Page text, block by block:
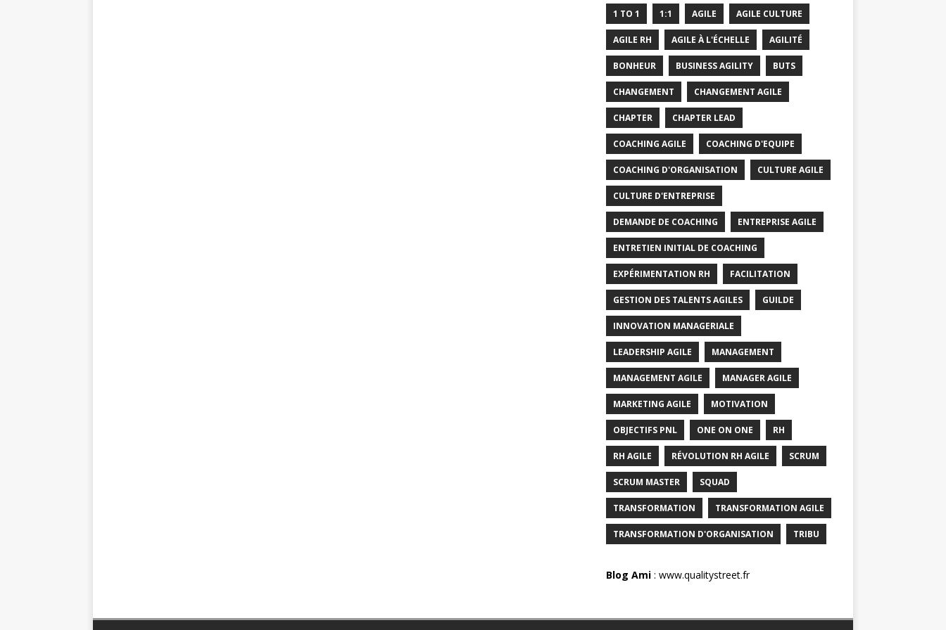
1 TO 1 1:1 AGILE AGILE CULTURE
AGILE RH AGILE À L'ÉCHELLE AGILITÉ
BONHEUR BUSINESS AGILITY BUTS
CHANGEMENT CHANGEMENT AGILE
CHAPTER CHAPTER LEAD
COACHING AGILE COACHING D'EQUIPE
COACHING D'ORGANISATION CULTURE AGILE
CULTURE D'ENTREPRISE
DEMANDE DE COACHING ENTREPRISE AGILE
ENTRETIEN INITIAL DE COACHING
EXPÉRIMENTATION RH FACILITATION
GESTION DES TALENTS AGILES GUILDE
INNOVATION MANAGERIALE
LEADERSHIP AGILE MANAGEMENT
MANAGEMENT AGILE MANAGER AGILE
MARKETING AGILE MOTIVATION
OBJECTIFS PNL ONE ON ONE RH
RH AGILE RÉVOLUTION RH AGILE SCRUM
SCRUM MASTER SQUAD
TRANSFORMATION TRANSFORMATION AGILE
TRANSFORMATION D'ORGANISATION TRIBU
Blog Ami: www.qualitystreet.fr